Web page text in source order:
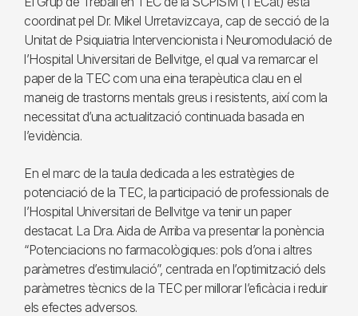
coordinat pel Dr. Mikel Urretavizcaya, cap de secció de la
Unitat de Psiquiatria Intervencionista i Neuromodulació de
l’Hospital Universitari de Bellvitge, el qual va remarcar el
paper de la TEC com una eina terapèutica clau en el
maneig de trastorns mentals greus i resistents, així com la
necessitat d’una actualització continuada basada en
l’evidència.
En el marc de la taula dedicada a les estratègies de
potenciació de la TEC, la participació de professionals de
l’Hospital Universitari de Bellvitge va tenir un paper
destacat. La Dra. Aida de Arriba va presentar la ponència
“Potenciacions no farmacològiques: pols d’ona i altres
paràmetres d’estimulació”, centrada en l’optimització dels
paràmetres tècnics de la TEC per millorar l’eficàcia i reduir
els efectes adversos.